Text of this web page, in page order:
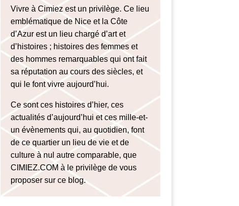
Vivre à Cimiez est un privilège. Ce lieu
emblématique de Nice et la Côte
d’Azur est un lieu chargé d’art et
d’histoires ; histoires des femmes et
des hommes remarquables qui ont fait
sa réputation au cours des siècles, et
qui le font vivre aujourd’hui.
Ce sont ces histoires d’hier, ces
actualités d’aujourd’hui et ces mille-et-
un évènements qui, au quotidien, font
de ce quartier un lieu de vie et de
culture à nul autre comparable, que
CIMIEZ.COM à le privilège de vous
proposer sur ce blog.